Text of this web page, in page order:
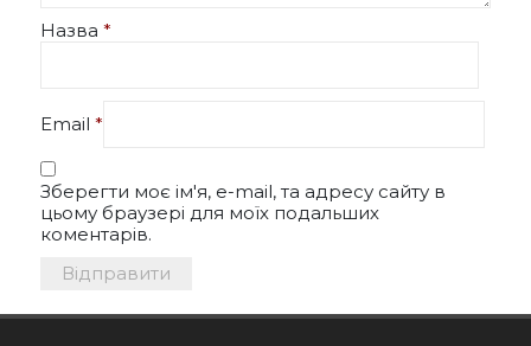
Назва *
Email *
Зберегти моє ім'я, e-mail, та адресу сайту в
цьому браузері для моїх подальших
коментарів.